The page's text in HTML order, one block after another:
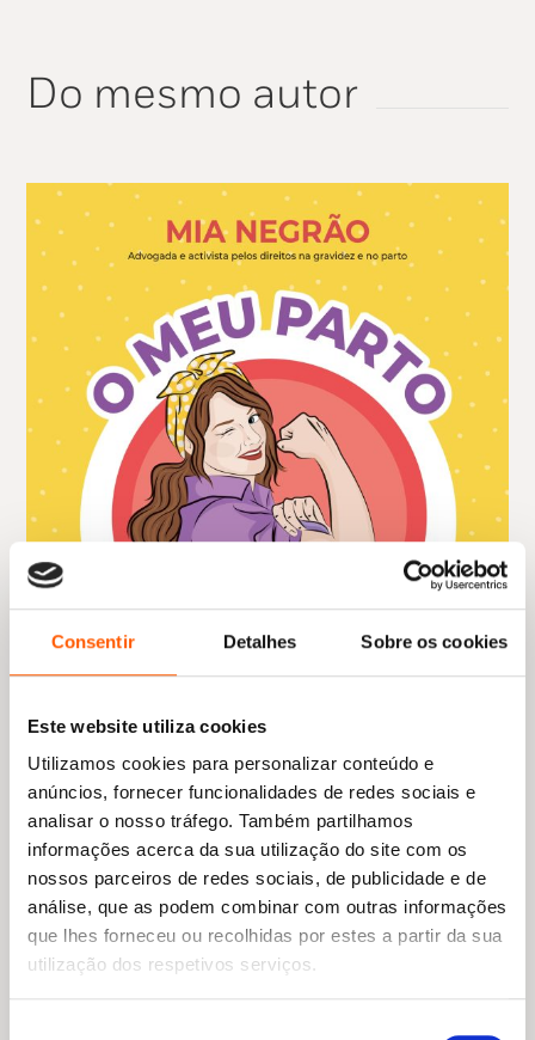
Consentir Detalhes Sobre os cookies
Este website utiliza cookies
Utilizamos cookies para personalizar conteúdo e
anúncios, fornecer funcionalidades de redes sociais e
analisar o nosso tráfego. Também partilhamos
informações acerca da sua utilização do site com os
nossos parceiros de redes sociais, de publicidade e de
análise, que as podem combinar com outras informações
que lhes forneceu ou recolhidas por estes a partir da sua
utilização dos respetivos serviços.
Do mesmo autor
19,45€O
preço
original
13,61€O
O meu parto, as minhas regras